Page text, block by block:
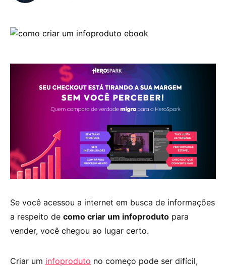
Se você acessou a internet em busca de informações
a respeito de como criar um infoproduto para
vender, você chegou ao lugar certo.
Criar um infoproduto no começo pode ser difícil,